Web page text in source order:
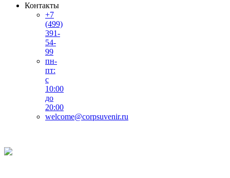
Контакты
+7
(499)
391-
54-
99
пн-
пт:
с
10:00
до
20:00
welcome@corpsuvenir.ru